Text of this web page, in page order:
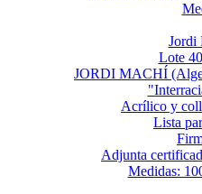
Jordi
Lote
JORDI MACHÍ
Acrílico y
Lista
Adjunta
Medidas: